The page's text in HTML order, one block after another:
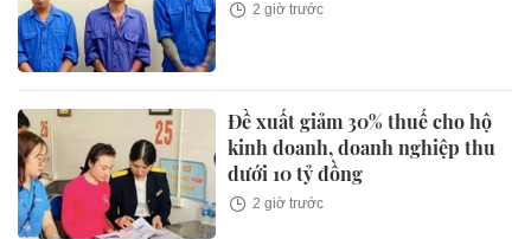
2 giờ trước
Đề xuất giảm 30% thuế cho hộ
kinh doanh, doanh nghiệp thu
dưới 10 tỷ đồng
2 giờ trước